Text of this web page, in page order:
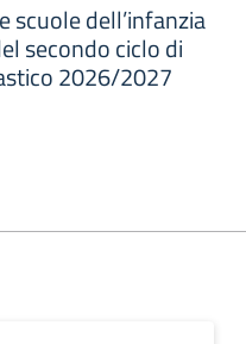
scuole dell’infanzia
secondo ciclo di
2026/2027